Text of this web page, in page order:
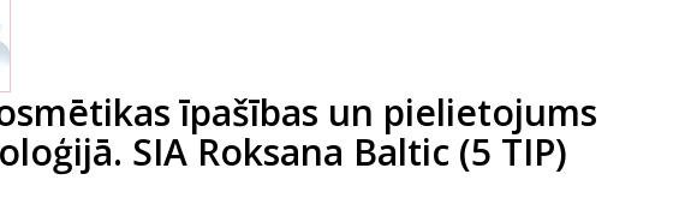
īpašības un pielietojums
SIA Roksana Baltic (5 TIP)